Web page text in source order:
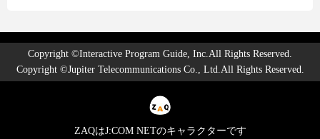
Copyright ©Interactive Program Guide, Inc.All Rights Reserved.
Copyright ©Jupiter Telecommunications Co., Ltd.All Rights Reserved.
ZAQはJ:COM NETのキャラクターです